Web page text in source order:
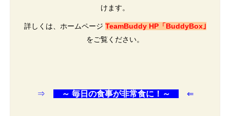
けます。
詳しくは、ホームページ TeamBuddy HP「BuddyBox｣
をご覧ください。
⇒ ～ 毎日の食事が非常食に！～ ⇐